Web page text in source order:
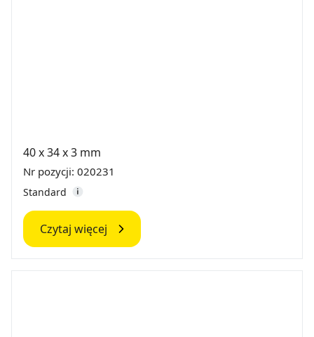
40 x 34 x 3 mm
Nr pozycji: 020231
Standard
Czytaj więcej